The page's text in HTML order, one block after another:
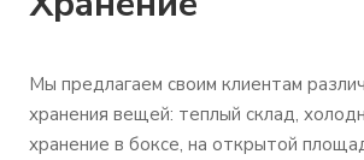
Мы предлагаем своим клиентам
хранения вещей: теплый склад,
хранение в боксе, на открытой